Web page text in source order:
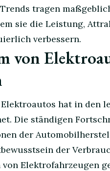
tragen
sie die Leistung,
verbessern.
von
hat in den
Die ständigen
der
der
von Elektrofahrzeugen